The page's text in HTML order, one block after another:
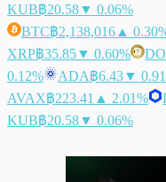
KUB฿20.58▼ 0.06%
BTC฿2,138,016 ▲
XRP฿35.85▼ 0.60%
0.12%
ADA฿6.43▼
AVAX฿223.41 ▲ 2.01%
KUB฿20.58▼ 0.06%